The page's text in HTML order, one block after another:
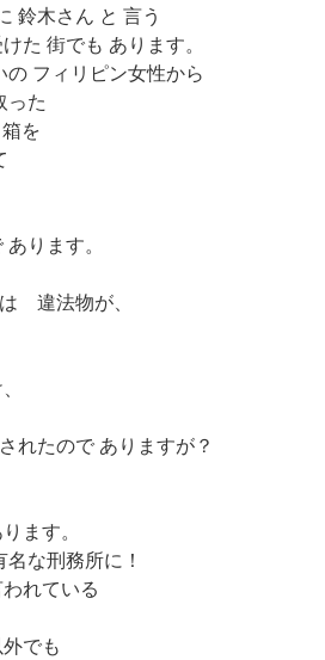
鈴木さん と 言う
た 街でも あります。
フィリピン女性から
った
を
ります。
違法物が、
れたので ありますが？
ます。
な刑務所に！
れている
でも